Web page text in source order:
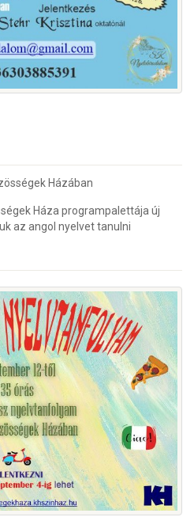
Házában
Háza programpalettája új
az angol nyelvet tanulni